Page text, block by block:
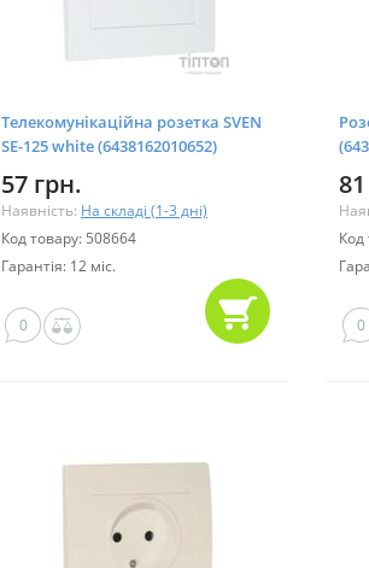
Телекомунікаційна розетка SVEN
SE-125 white (6438162010652)
57 грн.
Наявність: На складі (1-3 дні)
Код товару: 508664
Гарантія: 12 міс.
0
Код
0